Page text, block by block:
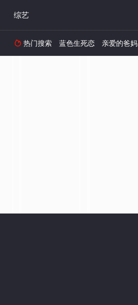
综艺
 热门搜索 蓝色生死恋 亲爱的爸妈